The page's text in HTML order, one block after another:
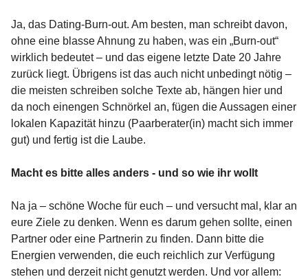
Ja, das Dating-Burn-out. Am besten, man schreibt davon,
ohne eine blasse Ahnung zu haben, was ein „Burn-out“
wirklich bedeutet – und das eigene letzte Date 20 Jahre
zurück liegt. Übrigens ist das auch nicht unbedingt nötig –
die meisten schreiben solche Texte ab, hängen hier und
da noch einengen Schnörkel an, fügen die Aussagen einer
lokalen Kapazität hinzu (Paarberater(in) macht sich immer
gut) und fertig ist die Laube.
Macht es bitte alles anders - und so wie ihr wollt
Na ja – schöne Woche für euch – und versucht mal, klar an
eure Ziele zu denken. Wenn es darum gehen sollte, einen
Partner oder eine Partnerin zu finden. Dann bitte die
Energien verwenden, die euch reichlich zur Verfügung
stehen und derzeit nicht genutzt werden. Und vor allem: